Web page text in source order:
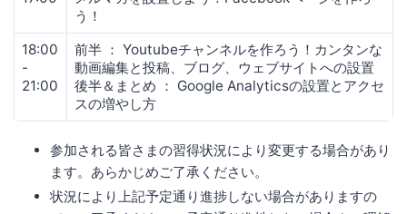
う！
18:00
-
21:00
前半 ： Youtubeチャンネルを作ろう！カンタンな
動画編集と投稿、ブログ、ウェブサイトへの設置
後半＆まとめ ： Google Analyticsの設置とアクセ
スの増やし方
参加される皆さまの習得状況により変更する場合があり
ます。あらかじめご了承ください。
状況により上記予定通り進捗しない場合がありますの